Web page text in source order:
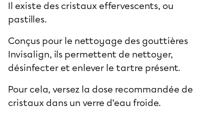
Il existe des cristaux effervescents, ou
pastilles.
Conçus pour le nettoyage des gouttières
Invisalign, ils permettent de nettoyer,
désinfecter et enlever le tartre présent.
Pour cela, versez la dose recommandée de
cristaux dans un verre d’eau froide.